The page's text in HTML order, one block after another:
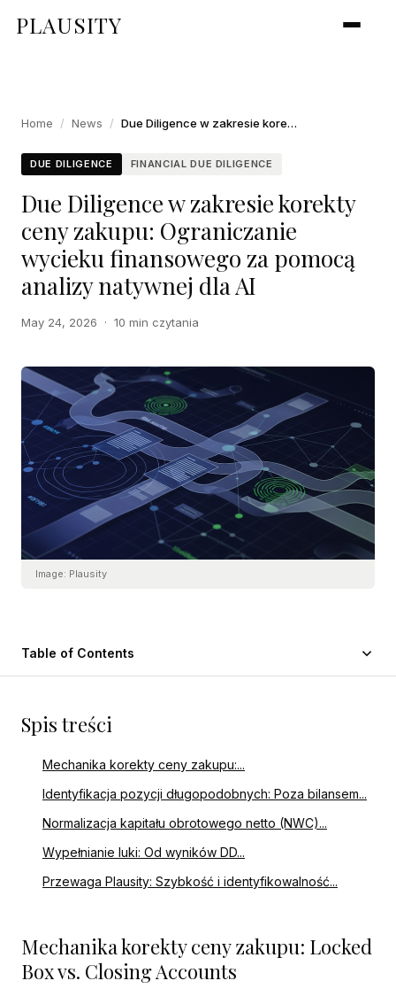
PLAUSITY
Home / News / Due Diligence w zakresie korekty ceny zakupu: Ograniczanie wycieku finansowego za pomocą analizy natywnej dla AI
DUE DILIGENCE FINANCIAL DUE DILIGENCE
Due Diligence w zakresie korekty
ceny zakupu: Ograniczanie
wycieku finansowego za pomocą
analizy natywnej dla AI
May 24, 2026 · 10 min czytania
Image: Plausity
Table of Contents
Spis treści
Mechanika korekty ceny zakupu:...
Identyfikacja pozycji długopodobnych: Poza bilansem...
Normalizacja kapitału obrotowego netto (NWC)...
Wypełnianie luki: Od wyników DD...
Przewaga Plausity: Szybkość i identyfikowalność...
Mechanika korekty ceny zakupu: Locked
Box vs. Closing Accounts